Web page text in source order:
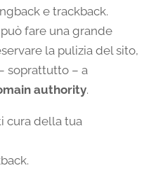
e trackback.
fare una grande
la pulizia del sito,
soprattutto – a
authority.
cura della tua